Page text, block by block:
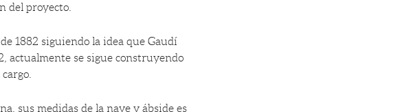
del proyecto.
1882 siguiendo la idea que Gaudí
actualmente se sigue construyendo
sus medidas de la nave y ábside es